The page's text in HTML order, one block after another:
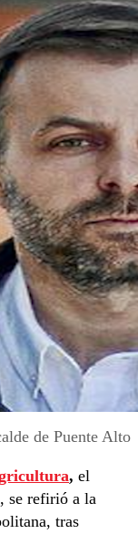
de Puente Alto
, el
se refirió a la
tras